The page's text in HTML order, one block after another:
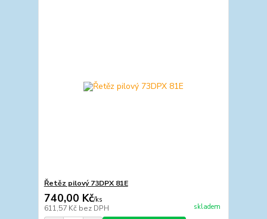
Řetěz pilový 73DPX 81E
740,00 Kč/ks
611,57 Kč bez DPH skladem